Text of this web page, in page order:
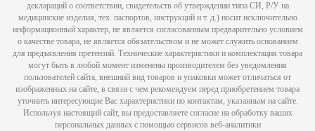
деклараций о соответствии, свидетельств об утверждении типа СИ, Р/У на
медицинские изделия, тех. паспортов, инструкций и т. д.) носит исключительно
информационный характер, не является согласованным предварительно условием
о качестве товара, не является обязательством и не может служить основанием
для предъявления претензий. Технические характеристики и комплектация товара
могут быть в любой момент изменены производителем без уведомления
пользователей сайта, внешний вид товаров и упаковки может отличаться от
изображенных на сайте, в связи с чем рекомендуем перед приобретением товара
уточнить интересующие Вас характеристики по контактам, указанным на сайте.
Используя настоящий сайт, вы предоставляете согласие на обработку ваших
персональных данных с помощью сервисов веб-аналитики